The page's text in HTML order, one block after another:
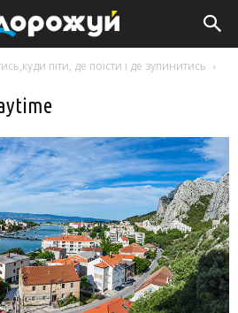
піти, де поїсти і де зупинитись